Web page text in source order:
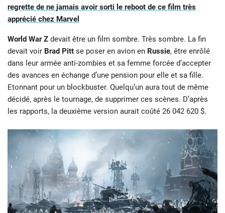
regrette de ne jamais avoir sorti le reboot de ce film très
apprécié chez Marvel
World War Z devait être un film sombre. Très sombre. La fin
devait voir Brad Pitt se poser en avion en Russie, être enrôlé
dans leur armée anti-zombies et sa femme forcée d’accepter
des avances en échange d’une pension pour elle et sa fille.
Etonnant pour un blockbuster. Quelqu’un aura tout de même
décidé, après le tournage, de supprimer ces scènes. D’après
les rapports, la deuxième version aurait coûté 26 042 620 $.